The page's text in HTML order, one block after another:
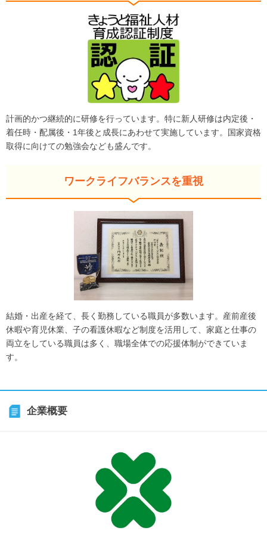
計画的かつ継続的に研修を行っています。特に新人研修は内定後・
着任時・配属後・1年後と成長にあわせて実施しています。国家資格
取得に向けての勉強会なども盛んです。
ワークライフバランスを重視
結婚・出産を経て、長く勤務している職員が多数います。産前産後
休暇や育児休業、子の看護休暇など制度を活用して、家庭と仕事の
両立をしている職員は多く、職場全体での応援体制ができていま
す。
企業概要